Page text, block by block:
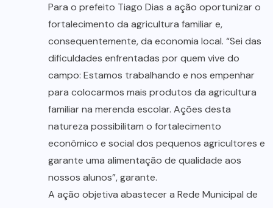
Para o prefeito Tiago Dias a ação oportunizar o
fortalecimento da agricultura familiar e,
consequentemente, da economia local. “Sei das
dificuldades enfrentadas por quem vive do
campo: Estamos trabalhando e nos empenhar
para colocarmos mais produtos da agricultura
familiar na merenda escolar. Ações desta
natureza possibilitam o fortalecimento
econômico e social dos pequenos agricultores e
garante uma alimentação de qualidade aos
nossos alunos”, garante.
A ação objetiva abastecer a Rede Municipal de